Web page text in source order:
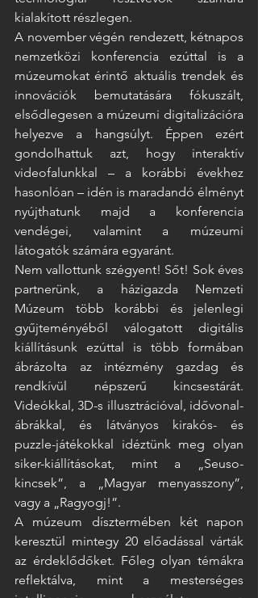
kialakított részlegen.
A november végén rendezett, kétnapos
nemzetközi konferencia ezúttal is a
múzeumokat érintő aktuális trendek és
innovációk bemutatására fókuszált,
elsődlegesen a múzeumi digitalizációra
helyezve a hangsúlyt. Éppen ezért
gondolhattuk azt, hogy interaktív
videofalunkkal – a korábbi évekhez
hasonlóan – idén is maradandó élményt
nyújthatunk majd a konferencia
vendégei, valamint a múzeumi
látogatók számára egyaránt.
Nem vallottunk szégyent! Sőt! Sok éves
partnerünk, a házigazda Nemzeti
Múzeum több korábbi és jelenlegi
gyűjteményéből válogatott digitális
kiállításunk ezúttal is több formában
ábrázolta az intézmény gazdag és
rendkívül népszerű kincsestárát.
Videókkal, 3D-s illusztrációval, idővonal-
ábrákkal, és látványos kirakós- és
puzzle-játékokkal idéztünk meg olyan
siker-kiállításokat, mint a „Seuso-
kincsek”, a „Magyar menyasszony”,
vagy a „Ragyogj!”.
A múzeum dísztermében két napon
keresztül mintegy 20 előadással várták
az érdeklődőket. Főleg olyan témákra
reflektálva, mint a mesterséges